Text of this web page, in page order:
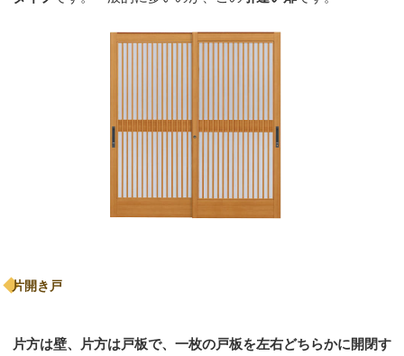
片開き戸
片方は壁、片方は戸板で、一枚の戸板を左右どちらかに開閉す